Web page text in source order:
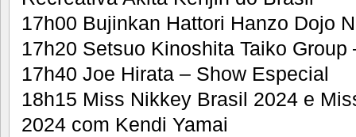
17h00 Bujinkan Hattori Hanzo Dojo
17h20 Setsuo Kinoshita Taiko
17h40 Joe Hirata – Show Especial
18h15 Miss Nikkey Brasil 2024 e
2024 com Kendi Yamai